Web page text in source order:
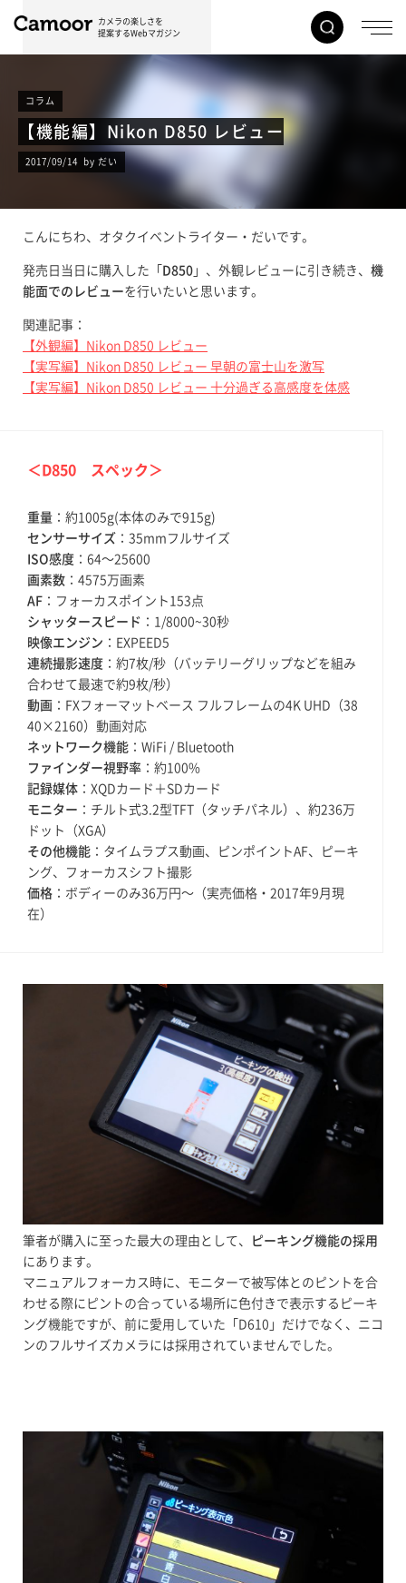
カメラの楽しさを
提案するWebマガジン
コラム
【機能編】Nikon D850 レビュー
2017/09/14 by だい
こんにちわ、オタクイベントライター・だいです。
発売日当日に購入した「 D850 」、外観レビューに引き続き、 機
能面でのレビューを行いたいと思います。
関連記事：
【外観編】Nikon D850 レビュー
【実写編】Nikon D850 レビュー 早朝の富士山を激写
【実写編】Nikon D850 レビュー 十分過ぎる高感度を体感
＜D850 スペック＞
重量 ：約1005g(本体のみで915g)
センサーサイズ ：35mmフルサイズ
ISO感度 ：64〜25600
画素数 ：4575万画素
AF ：フォーカスポイント153点
シャッタースピード ：1/8000~30秒
映像エンジン ：EXPEED5
連続撮影速度 ：約7枚/秒（バッテリーグリップなどを組み
合わせて最速で約9枚/秒）
動画 ：FXフォーマットベース フルフレームの4K UHD（38
40×2160）動画対応
ネットワーク機能 ：WiFi / Bluetooth
ファインダー視野率 ：約100%
記録媒体 ：XQDカード＋SDカード
モニター ：チルト式3.2型TFT（タッチパネル）、約236万
ドット（XGA）
その他機能 ：タイムラプス動画、ピンポイントAF、ピーキ
ング、フォーカスシフト撮影
価格 ：ボディーのみ36万円〜（実売価格・2017年9月現
在）
筆者が購入に至った最大の理由として、
ピーキング機能の採用
にあります。
マニュアルフォーカス時に、モニターで被写体とのピントを合
わせる際にピントの合っている場所に色付きで表示するピーキ
ング機能ですが、前に愛用していた「D610」だけでなく、ニコ
ンのフルサイズカメラには採用されていませんでした。